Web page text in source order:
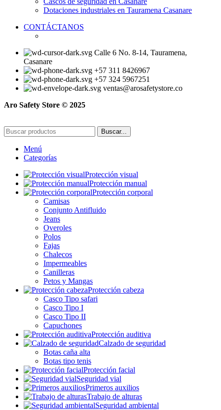
producto
Dotaciones industriales en Tauramena Casanare
CONTÁCTANOS
Calle 6 No. 8-14, Tauramena,
Casanare
+57 311 8426967
+57 324 5967251
ventas@arosafetystore.co
Aro Safety Store © 2025
Buscar...
Menú
Categorías
Protección visual
Protección manual
Protección corporal
Camisas
Conjunto Antifluido
Jeans
Overoles
Polos
Fajas
Chalecos
Impermeables
Canilleras
Petos y Mangas
Protección cabeza
Casco Tipo safari
Casco Tipo I
Casco Tipo II
Capuchones
Protección auditiva
Calzado de seguridad
Botas caña alta
Botas tipo tenis
Protección facial
Seguridad vial
Primeros auxilios
Trabajo de alturas
Seguridad ambiental